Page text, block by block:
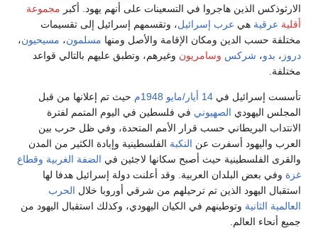
الذين هاجروا في التسعينات على أنهم يهود. أكبر مجموعة
عرقيةهي عرب إسرائيل، وتقسمهم إسرائيل إلى تقسيمات
حسب الدين ومكان الإقامة والأصل ومنهامسلمون،مسيحيون،
،بدو ، شركس وسامريونوغيرهم، وتطبق عليهم بالتالي قواعد
إسرائيل في 14 أيار/مايو 1948م حيث تم إعلانها من قبل
اليهوديالصهيونيفي فلسطين في اليوم المتمم لفترة
البريطاني حسب قرار الأمم المتحدة، وفي ظل حرب بين
واليهود أسفرت عن النكبةالفلسطينية وإبادة الكثير من المدن
الفلسطينية حيث أصبح سكانها لاجئين في الضفة الغربية وقطاع
وفي بعض البلدان العربية. وقد أعلنت دولة إسرائيل هدفا لها
اليهود الذين تم ترحيلهم من شرقي أوروبا خلالالحرب
الثانيةوتوطينهم في الكيان اليهودي، وكذلك استقبال اليهود من
أنحاء العالم.